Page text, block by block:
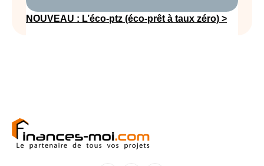
NOUVEAU : L’éco-ptz (éco-prêt à taux zéro) >